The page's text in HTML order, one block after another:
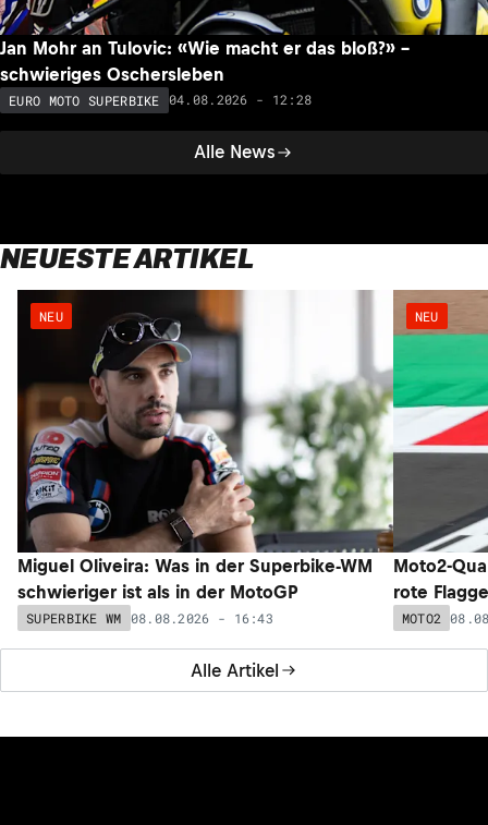
Alle News
Jan Mohr an Tulovic: «Wie macht er das bloß?» –
schwieriges Oschersleben
EURO MOTO SUPERBIKE 04.08.2026 - 12:28
NEUESTE ARTIKEL
Alle Artikel
NEU
Miguel Oliveira: Was in der Superbike-WM
schwieriger ist als in der MotoGP
SUPERBIKE WM 08.08.2026 - 16:43
NEU
Moto2-
rote
MOTO2